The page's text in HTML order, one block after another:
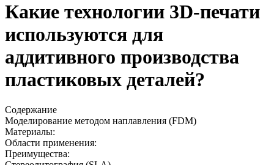
Какие технологии 3D-печати
используются для
аддитивного производства
пластиковых деталей?
Содержание
Моделирование методом наплавления (FDM)
Материалы:
Области применения:
Преимущества: